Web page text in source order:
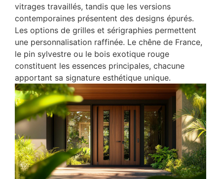
vitrages travaillés, tandis que les versions
contemporaines présentent des designs épurés.
Les options de grilles et sérigraphies permettent
une personnalisation raffinée. Le chêne de France,
le pin sylvestre ou le bois exotique rouge
constituent les essences principales, chacune
apportant sa signature esthétique unique.